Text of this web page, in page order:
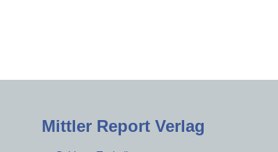
Mittler Report Verlag